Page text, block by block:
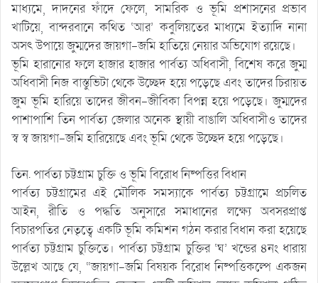
মাধ্যমে, দাদনের ফাঁদে ফেলে, সামরিক ও ভূমি প্রশাসনের প্রভাব
খাটিয়ে, বান্দরবানে কথিত ‘আর’ কবুলিয়তের মাধ্যমে ইত্যাদি নানা
অসৎ উপায়ে জুম্মদের জায়গা-জমি হাতিয়ে নেয়ার অভিযোগ রয়েছে।
ভূমি হারানোর ফলে হাজার হাজার পার্বত্য অধিবাসী, বিশেষ করে জুম্ম
অধিবাসী নিজ বাস্তুভিটা থেকে উচ্ছেদ হয়ে পড়েছে এবং তাদের চিরায়ত
জুম ভূমি হারিয়ে তাদের জীবন-জীবিকা বিপন্ন হয়ে পড়েছে। জুম্মদের
পাশাপাশি তিন পার্বত্য জেলার অনেক স্থায়ী বাঙালি অধিবাসীও তাদের
স্ব স্ব জায়গা-জমি হারিয়েছে এবং ভূমি থেকে উচ্ছেদ হয়ে পড়েছে।
তিন. পার্বত্য চট্টগ্রাম চুক্তি ও ভূমি বিরোধ নিষ্পত্তির বিধান
পার্বত্য চট্টগ্রামের এই মৌলিক সমস্যাকে পার্বত্য চট্টগ্রামে প্রচলিত
আইন, রীতি ও পদ্ধতি অনুসারে সমাধানের লক্ষ্যে অবসরপ্রাপ্ত
বিচারপতির নেতৃত্বে একটি ভূমি কমিশন গঠন করার বিধান করা হয়েছে
পার্বত্য চট্টগ্রাম চুক্তিতে। পার্বত্য চট্টগ্রাম চুক্তির ‘ঘ’ খন্ডের ৪নং ধারায়
উল্লেখ আছে যে, “জায়গা-জমি বিষয়ক বিরোধ নিষ্পত্তিকল্পে একজন